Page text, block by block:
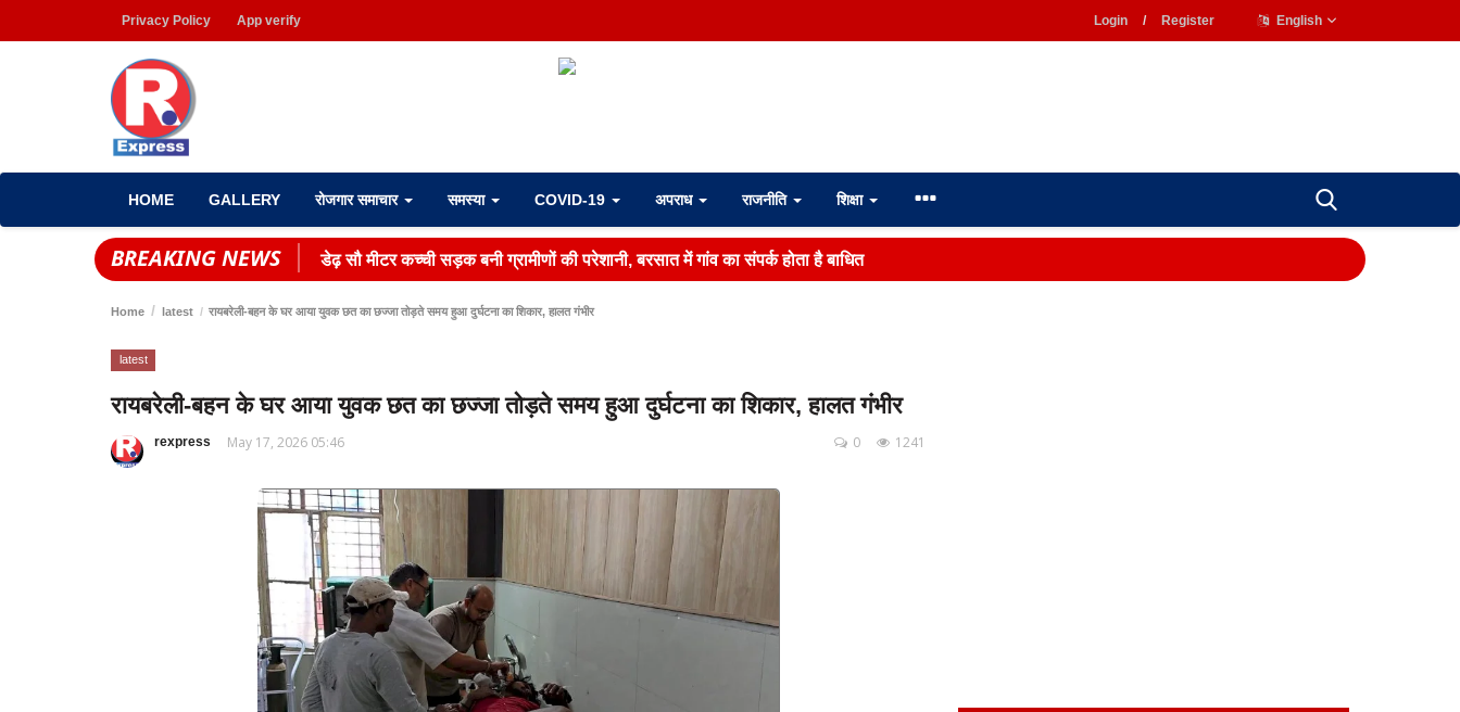
Privacy Policy App verify Login / Register English
HOME GALLERY रोजगार समाचार समस्या COVID-19 अपराध राजनीति शिक्षा
BREAKING NEWS डेढ़ सौ मीटर कच्ची सड़क बनी ग्रामीणों की परेशानी, बरसात में गांव का संपर्क होता है बाधित
Home latest रायबरेली-बहन के घर आया युवक छत का छज्जा तोड़ते समय हुआ दुर्घटना का शिकार, हालत गंभीर
latest
रायबरेली-बहन के घर आया युवक छत का छज्जा तोड़ते समय हुआ दुर्घटना का शिकार, हालत गंभीर
rexpress May 17, 2026 05:46 1241
0